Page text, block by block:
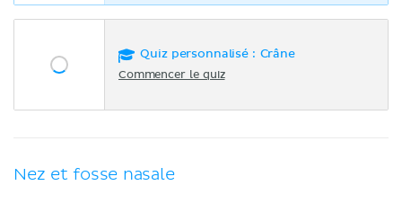
Quiz personnalisé : Crâne
Commencer le quiz
Nez et fosse nasale